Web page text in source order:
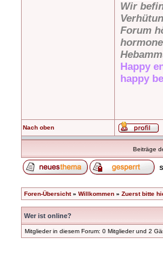
Wir
Forum
Happy
happy
Nach oben
Beiträge
Foren-Übersicht» Willkommen » Zuerst bitte
Wer ist online?
Mitglieder in diesem Forum: 0 Mitglieder und 2